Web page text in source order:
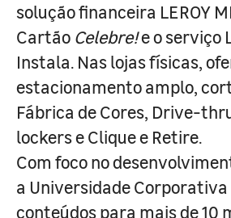
solução financeira LEROY
Cartão Celebre!e o serviço
Instala. Nas lojas físicas,
estacionamento amplo,
Fábrica de Cores, Drive-
lockers e Clique e Retire.
Com foco no
a Universidade
conteúdos para mais de 10